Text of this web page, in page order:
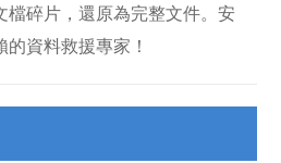
檔碎片，還原為完整文件。安
資料救援專家！